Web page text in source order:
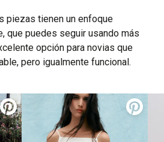
piezas tienen un enfoque
que puedes seguir usando más
opción para novias que
pero igualmente funcional.